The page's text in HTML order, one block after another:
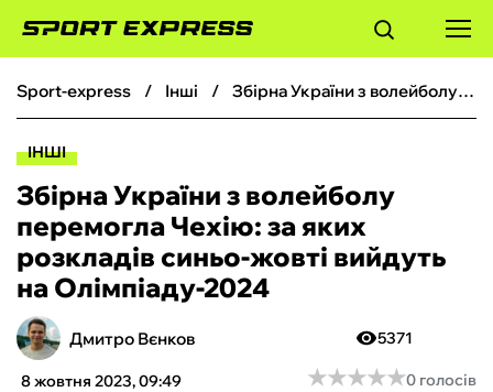
ФУТБОЛ
БОКС
ХОКЕЙ
ТЕНІС
sport-express інші Збірна України з волейболу перемогла Чехію: за яких розкладів синьо-жовті вийдуть на Олімпіаду-2024
ІНШІ
Збірна України з волейболу
перемогла Чехію: за яких
розкладів синьо-жовті вийдуть
на Олімпіаду-2024
Дмитро Вєнков
8 жовтня 2023, 09:49
5371
★★★★★
★★★★★0 голосів